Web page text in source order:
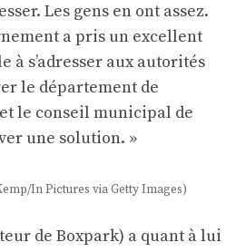
Les gens en ont assez.
a pris un excellent
à s’adresser aux autorités
le département de
le conseil municipal de
une solution. »
In Pictures via Getty Images)
de Boxpark) a quant à lui